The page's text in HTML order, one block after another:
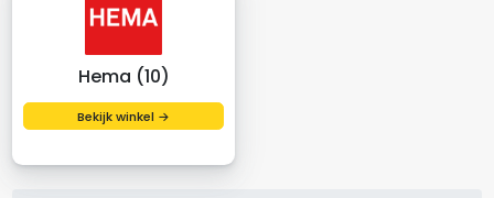
Hema (10)
Bekijk winkel →